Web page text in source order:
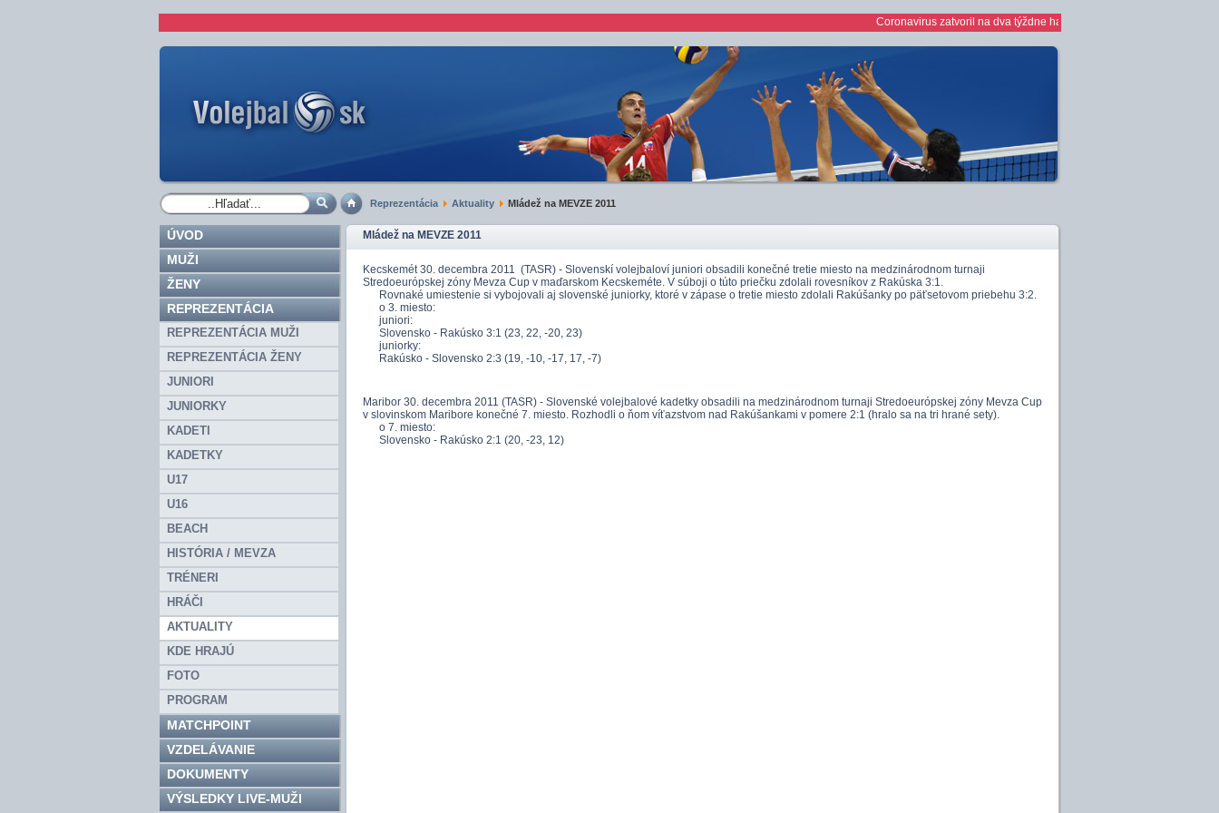
Coronavirus zatvoril na dva týždne haly *** 1/2 finále play off žien ***
Reprezentácia Aktuality Mládež na MEVZE 2011
ÚVOD
MUŽI
ŽENY
REPREZENTÁCIA
REPREZENTÁCIA MUŽI
REPREZENTÁCIA ŽENY
JUNIORI
JUNIORKY
KADETI
KADETKY
U17
U16
BEACH
HISTÓRIA / MEVZA
TRÉNERI
HRÁČI
AKTUALITY
KDE HRAJÚ
FOTO
PROGRAM
MATCHPOINT
VZDELÁVANIE
DOKUMENTY
VÝSLEDKY LIVE-MUŽI
Mládež na MEVZE 2011
Kecskemét 30. decembra 2011 (TASR) - Slovenskí volejbaloví juniori obsadili konečné tretie miesto na medzinárodnom turnaji
Stredoeurópskej zóny Mevza Cup v maďarskom Kecskeméte. V súboji o túto priečku zdolali rovesníkov z Rakúska 3:1.
Rovnaké umiestenie si vybojovali aj slovenské juniorky, ktoré v zápase o tretie miesto zdolali Rakúšanky po päťsetovom priebehu 3:2.
o 3. miesto:
juniori:
Slovensko - Rakúsko 3:1 (23, 22, -20, 23)
juniorky:
Rakúsko - Slovensko 2:3 (19, -10, -17, 17, -7)
Maribor 30. decembra 2011 (TASR) - Slovenské volejbalové kadetky obsadili na medzinárodnom turnaji Stredoeurópskej zóny Mevza Cup
v slovinskom Maribore konečné 7. miesto. Rozhodli o ňom víťazstvom nad Rakúšankami v pomere 2:1 (hralo sa na tri hrané sety).
o 7. miesto:
Slovensko - Rakúsko 2:1 (20, -23, 12)